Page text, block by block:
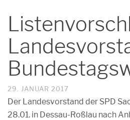
29. JANUAR 2017
Der Landesvorstand der SPD
28.01. in Dessau-Roßlau nach